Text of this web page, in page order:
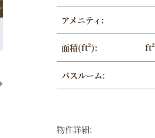
アメニティ:
面積(ft²): ft²
バスルーム:
物件詳細: